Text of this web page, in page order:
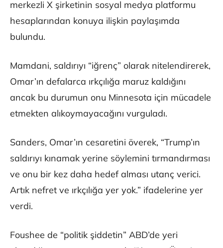
merkezli X şirketinin sosyal medya platformu
hesaplarından konuya ilişkin paylaşımda
bulundu.
Mamdani, saldırıyı “iğrenç” olarak nitelendirerek,
Omar’ın defalarca ırkçılığa maruz kaldığını
ancak bu durumun onu Minnesota için mücadele
etmekten alıkoymayacağını vurguladı.
Sanders, Omar’ın cesaretini överek, “Trump’ın
saldırıyı kınamak yerine söylemini tırmandırması
ve onu bir kez daha hedef alması utanç verici.
Artık nefret ve ırkçılığa yer yok.” ifadelerine yer
verdi.
Foushee de “politik şiddetin” ABD’de yeri